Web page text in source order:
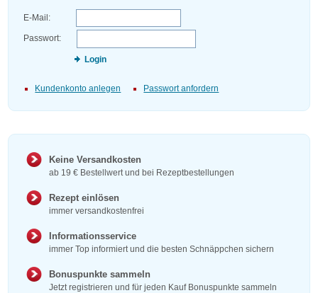
E-Mail:
Passwort:
Login
Kundenkonto anlegen Passwort anfordern
Keine Versandkosten
ab 19 € Bestellwert und bei Rezeptbestellungen
Rezept einlösen
immer versandkostenfrei
Informationsservice
immer Top informiert und die besten Schnäppchen sichern
Bonuspunkte sammeln
Jetzt registrieren und für jeden Kauf Bonuspunkte sammeln